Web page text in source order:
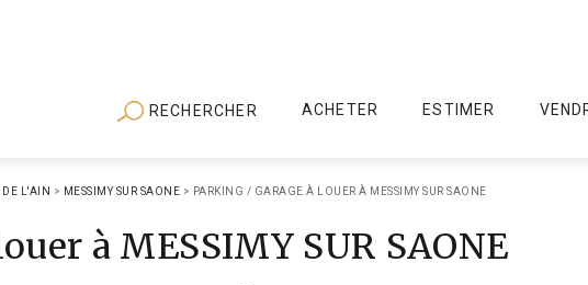
RECHERCHER ACHETER ESTIMER
DE L'AIN > MESSIMY SUR SAONE > PARKING / GARAGE À LOUER À MESSIMY SUR SAONE
à MESSIMY SUR SAONE